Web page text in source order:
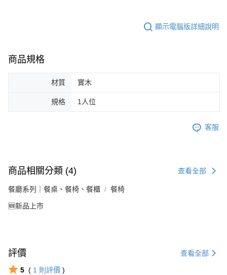
顯示電腦版詳細說明
商品規格
材質 實木
規格 1人位
客服
商品相關分類 (4) 查看全部
餐廳系列｜餐桌、餐椅、餐櫃 餐椅
🆕新品上市
評價 查看全部
5 ( 1 則評價 )